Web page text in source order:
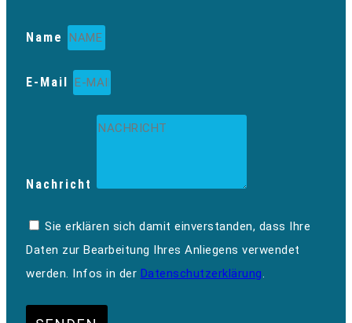
Name
E-Mail
Nachricht
Sie erklären sich damit einverstanden, dass Ihre
Daten zur Bearbeitung Ihres Anliegens verwendet
werden. Infos in der Datenschutzerklärung.